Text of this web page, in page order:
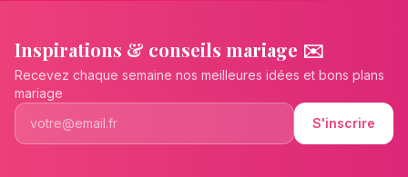
Inspirations & conseils mariage ✉️
Recevez chaque semaine nos meilleures idées et bons plans
mariage
S'inscrire